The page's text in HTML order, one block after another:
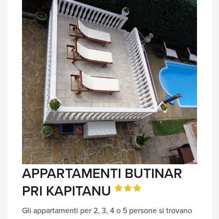
APPARTAMENTI BUTINAR
PRI KAPITANU
Gli appartamenti per 2, 3, 4 o 5 persone si trovano